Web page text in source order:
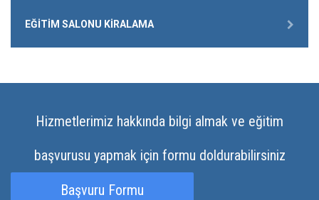
EĞITIM SALONU KIRALAMA
Hizmetlerimiz hakkında bilgi almak ve eğitim
başvurusu yapmak için formu doldurabilirsiniz
Başvuru Formu